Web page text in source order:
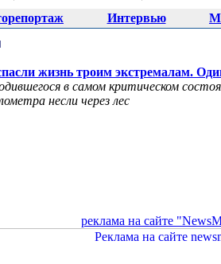
Интервью
жизнь троим экстремалам.
в самом критическом
несли через лес
реклама на сайте